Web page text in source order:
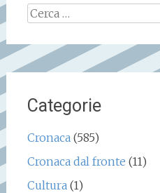
Ricerca
Categorie
Cronaca(585)
Cronaca dal fronte (11)
Cultura(1)